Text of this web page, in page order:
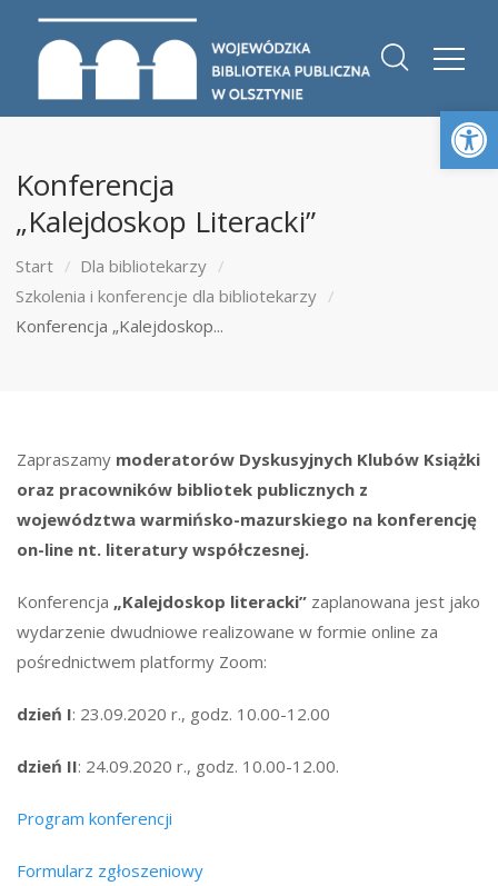
Konferencja
„Kalejdoskop Literacki”
Start
Dla bibliotekarzy
Szkolenia i konferencje dla bibliotekarzy
Konferencja „Kalejdoskop...
Zapraszamy moderatorów Dyskusyjnych Klubów Książki
oraz pracowników bibliotek publicznych z
województwa warmińsko-mazurskiego na konferencję
on-line nt. literatury współczesnej.
Konferencja „Kalejdoskop literacki” zaplanowana jest jako
wydarzenie dwudniowe realizowane w formie online za
pośrednictwem platformy Zoom:
dzień I: 23.09.2020 r., godz. 10.00-12.00
dzień II: 24.09.2020 r., godz. 10.00-12.00.
Program konferencji
Formularz zgłoszeniowy